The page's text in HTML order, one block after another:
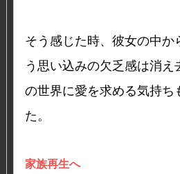
そう感じた時、彼女の中か
う思い込みの欠乏感は消
の世界に愛を求める気持ち
た。
家族再生へ